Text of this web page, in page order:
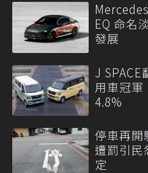
EQ 命名
發展
J
用車冠軍
4.8%
停車再開
遭罰引民
定